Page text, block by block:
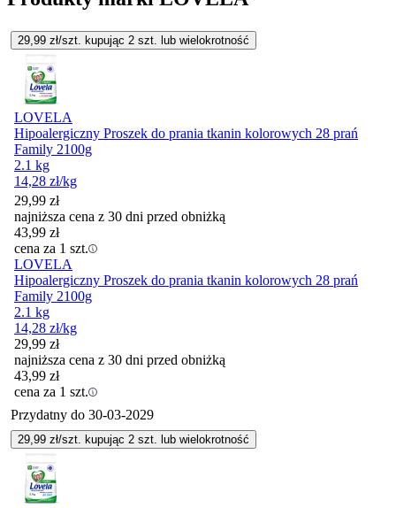
29,99 zł/szt. kupując 2 szt. lub wielokrotność
LOVELA
Hipoalergiczny Proszek do prania tkanin kolorowych 28 prań
Family 2100g
2.1 kg
14,28 zł/kg
29,99 zł
najniższa cena z 30 dni przed obniżką
43,99 zł
cena za 1 szt.
LOVELA
Hipoalergiczny Proszek do prania tkanin kolorowych 28 prań
Family 2100g
2.1 kg
14,28 zł/kg
29,99 zł
najniższa cena z 30 dni przed obniżką
43,99 zł
cena za 1 szt.
Przydatny do 30-03-2029
29,99 zł/szt. kupując 2 szt. lub wielokrotność